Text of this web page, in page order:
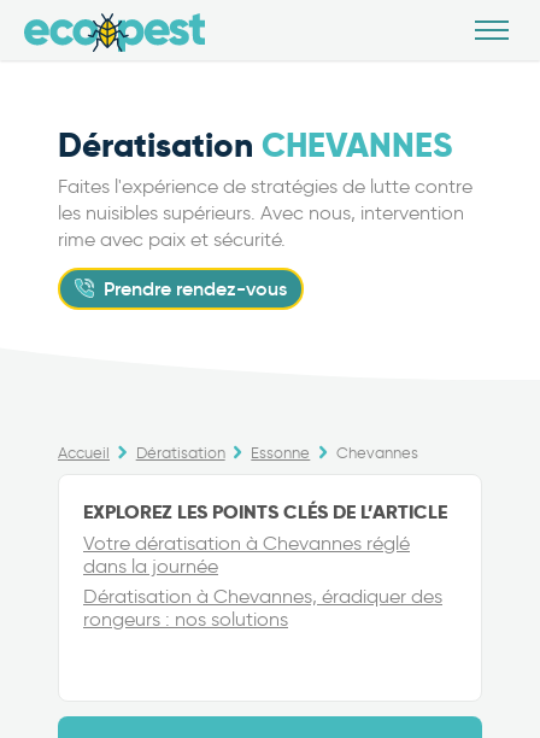
Dératisation CHEVANNES
Faites l'expérience de stratégies de lutte contre
les nuisibles supérieurs. Avec nous, intervention
rime avec paix et sécurité.
Prendre rendez-vous
Accueil Dératisation Essonne Chevannes
EXPLOREZ LES POINTS CLÉS DE L’ARTICLE
Votre dératisation à Chevannes réglé
dans la journée
Dératisation à Chevannes, éradiquer des
rongeurs : nos solutions